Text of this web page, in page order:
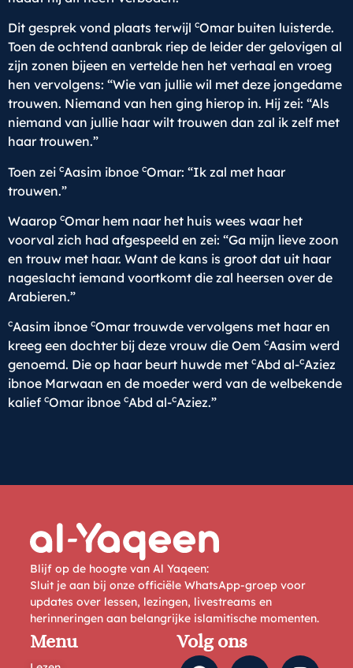
Dit gesprek vond plaats terwijl cOmar buiten luisterde.
Toen de ochtend aanbrak riep de leider der gelovigen al
zijn zonen bijeen en vertelde hen het verhaal en vroeg
hen vervolgens: “Wie van jullie wil met deze jongedame
trouwen. Niemand van hen ging hierop in. Hij zei: “Als
niemand van jullie haar wilt trouwen dan zal ik zelf met
haar trouwen.”
Toen zei cAasim ibnoe cOmar: “Ik zal met haar
trouwen.”
Waarop cOmar hem naar het huis wees waar het
voorval zich had afgespeeld en zei: “Ga mijn lieve zoon
en trouw met haar. Want de kans is groot dat uit haar
nageslacht iemand voortkomt die zal heersen over de
Arabieren.”
cAasim ibnoe cOmar trouwde vervolgens met haar en
kreeg een dochter bij deze vrouw die Oem cAasim werd
genoemd. Die op haar beurt huwde met cAbd al-cAziez
ibnoe Marwaan en de moeder werd van de welbekende
kalief cOmar ibnoe cAbd al-cAziez.”
Blijf op de hoogte van Al Yaqeen:
Sluit je aan bij onze officiële WhatsApp-groep voor
updates over lessen, lezingen, livestreams en
herinneringen aan belangrijke islamitische momenten.
Menu Volg ons